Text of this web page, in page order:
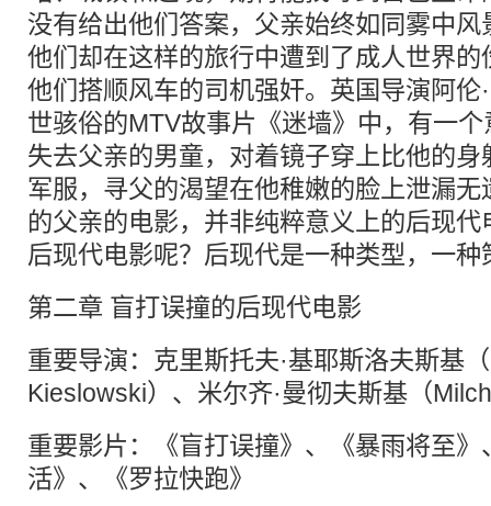
没有给出他们答案，父亲始终如同雾中
他们却在这样的旅行中遭到了成人世界
他们搭顺风车的司机强奸。英国导演阿伦
世骇俗的MTV故事片《迷墙》中，有一
失去父亲的男童，对着镜子穿上比他的
军服，寻父的渴望在他稚嫩的脸上泄漏
的父亲的电影，并非纯粹意义上的后现
后现代电影呢？后现代是一种类型，一
第二章 盲打误撞的后现代电影
重要导演：克里斯托夫·基耶斯洛夫斯基
Kieslowski）、米尔齐·曼彻夫斯基（
重要影片：《盲打误撞》、《暴雨将至
活》、《罗拉快跑》